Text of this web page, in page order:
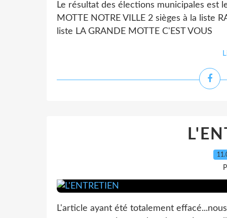
Le résultat des élections municipales est
MOTTE NOTRE VILLE 2 sièges à la liste
liste LA GRANDE MOTTE C'EST VOUS
L'article ayant été totalement